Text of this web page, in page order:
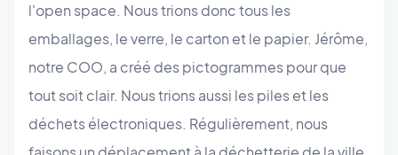
l'open space. Nous trions donc tous les
emballages, le verre, le carton et le papier. Jérôme,
notre COO, a créé des pictogrammes pour que
tout soit clair. Nous trions aussi les piles et les
déchets électroniques. Régulièrement, nous